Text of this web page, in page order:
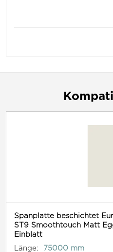
Spanplatte beschichtet
ST9 Smoothtouch Matt
Einblatt
Länge:
75000 mm